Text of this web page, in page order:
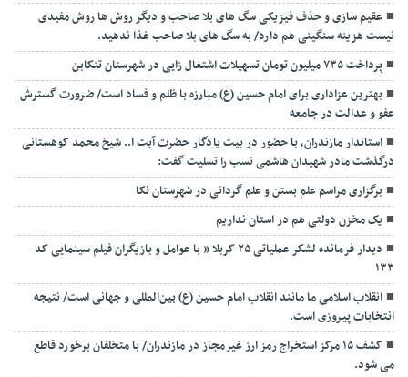
عقیم سازی و حذف فیزیکی سگ های بلا صاحب و دیگر روش ها روش مفیدی
نیست هزینه سنگینی هم دارد/ به سگ های بلا صاحب غذا ندهید.
پرداخت ۷۳۵ میلیون تومان تسهیلات اشتغال زایی در شهرستان تنکابن
بهترین عزاداری برای امام حسین (ع) مبارزه با ظلم و فساد است/ ضرورت گسترش
عفو و عدالت در جامعه
استاندار مازندران، با حضور در بیت یادگار حضرت آیت ا.. شیخ محمد کوهستانی
درگذشت مادر شهیدان هاشمی نسب را تسلیت گفت:
برگزاری مراسم علم بستن و علم گردانی در شهرستان نکا
یک مخزن دولتی هم در استان نداریم
دیدار فرمانده لشکر عملیاتی ۲۵ کربلا ” با عوامل و بازیگران فیلم سینمایی کد
۱۳۳
انقلاب اسلامی ما مانند انقلاب امام حسین (ع) بین‌المللی و جهانی است/ نتیجه
انتخابات پیروزی است.
کشف ۱۵ مرکز استخراج رمز ارز غیرمجاز در مازندران/ با متخلفان برخورد قاطع
می شود.